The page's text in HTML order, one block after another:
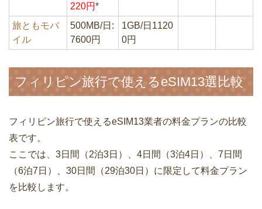
220円*
旅ともモバ
イル
500MB/日:
7600円
1GB/日1120
0円
フィリピン旅行で使えるeSIM13選比較
フィリピン旅行で使えるeSIM13業者の料金プランの比較
表です。
ここでは、3日間（2泊3日）、4日間（3泊4日）、7日間
（6泊7日）、30日間（29泊30日）に限定して料金プラン
を比較します。